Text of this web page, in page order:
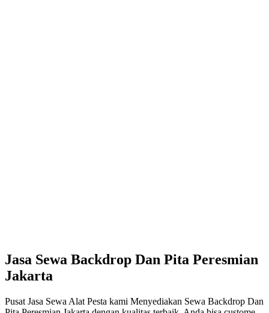
Jasa Sewa Backdrop Dan Pita Peresmian
Jakarta
Pusat Jasa Sewa Alat Pesta kami Menyediakan Sewa Backdrop Dan